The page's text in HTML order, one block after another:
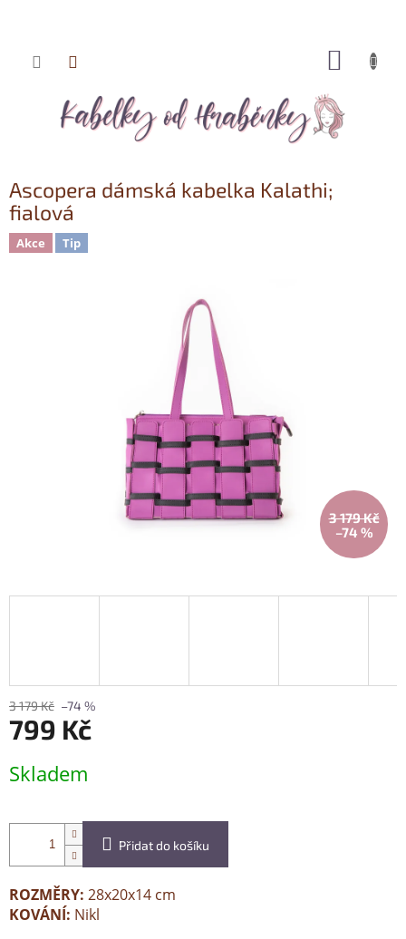
Přejít
Ascopera dámská kabelka Kalathi;
fialová
Akce Tip
3 179 Kč
–74 %
3 179 Kč –74 %
799 Kč
cena:
Skladem
Přidat do košíku
ROZMĚRY: 28x20x14 cm
KOVÁNÍ: Nikl